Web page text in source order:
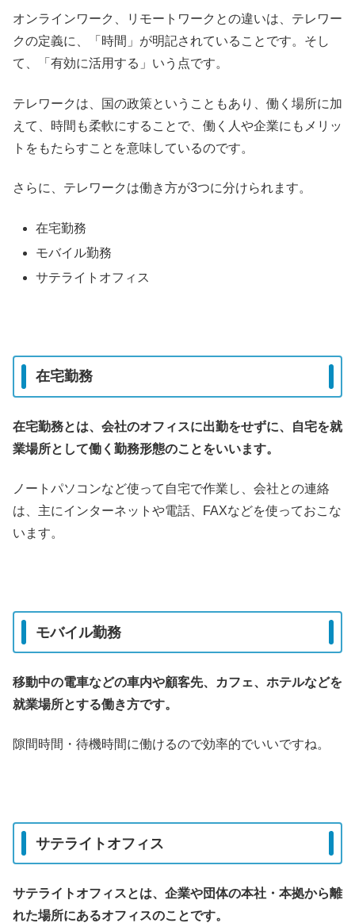
オンラインワーク、リモートワークとの違いは、テレワー
クの定義に、「時間」が明記されていることです。そし
て、「有効に活用する」いう点です。
テレワークは、国の政策ということもあり、働く場所に加
えて、時間も柔軟にすることで、働く人や企業にもメリッ
トをもたらすことを意味しているのです。
さらに、テレワークは働き方が3つに分けられます。
在宅勤務
モバイル勤務
サテライトオフィス
在宅勤務
在宅勤務とは、会社のオフィスに出勤をせずに、自宅を就
業場所として働く勤務形態のことをいいます。
ノートパソコンなど使って自宅で作業し、会社との連絡
は、主にインターネットや電話、FAXなどを使っておこな
います。
モバイル勤務
移動中の電車などの車内や顧客先、カフェ、ホテルなどを
就業場所とする働き方です。
隙間時間・待機時間に働けるので効率的でいいですね。
サテライトオフィス
サテライトオフィスとは、企業や団体の本社・本拠から離
れた場所にあるオフィスのことです。